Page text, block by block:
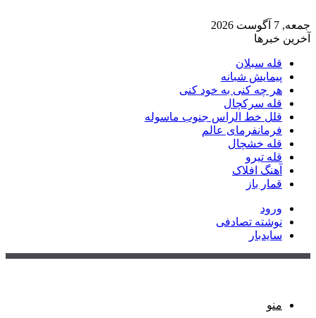
جمعه, 7 آگوست 2026
آخرین خبرها
قله سبلان
پیمایش شبانه
هر چه کنی به خود کنی
قله سرکچال
قلل خط الراس جنوب ماسوله
فرمانفرمای عالم
قله خشچال
قله تیرو
آهنگ افلاک
قمار باز
ورود
نوشته تصادفی
سایدبار
منو